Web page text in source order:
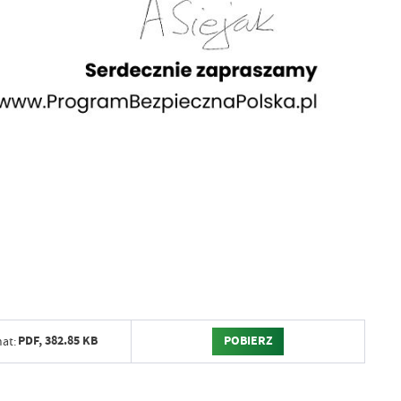
PDF,382.85 KB POBIERZ